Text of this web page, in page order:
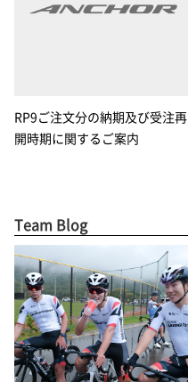
RP9ご注文分の納期及び受注再
開時期に関するご案内
Team Blog